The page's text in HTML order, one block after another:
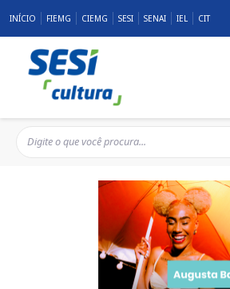
INÍCIO FIEMG CIEMG SESI SENAI IEL CIT